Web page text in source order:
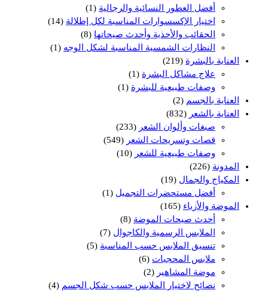
أفضل العطور النسائية والرجالية (1)
اختيار الإكسسوارات المناسبة لكل إطلالة (14)
الحقائب والأحذية وأحدث صيحاتها (8)
النظارات الشمسية المناسبة لشكل الوجه (1)
العناية بالبشرة (219)
علاج مشاكل البشرة (1)
وصفات طبيعية للبشرة (1)
العناية بالجسم (2)
العناية بالشعر (832)
صبغات وألوان الشعر (233)
قصات وتسريحات الشعر (549)
وصفات طبيعية للشعر (10)
المدونة (226)
المكياج والجمال (19)
أفضل مستحضرات التجميل (1)
الموضة والأزياء (165)
أحدث صيحات الموضة (8)
الملابس الرسمية والكاجوال (7)
تنسيق الملابس حسب المناسبة (5)
ملابس المحجبات (6)
موضة المشاهير (2)
نصائح لاختيار الملابس حسب شكل الجسم (4)